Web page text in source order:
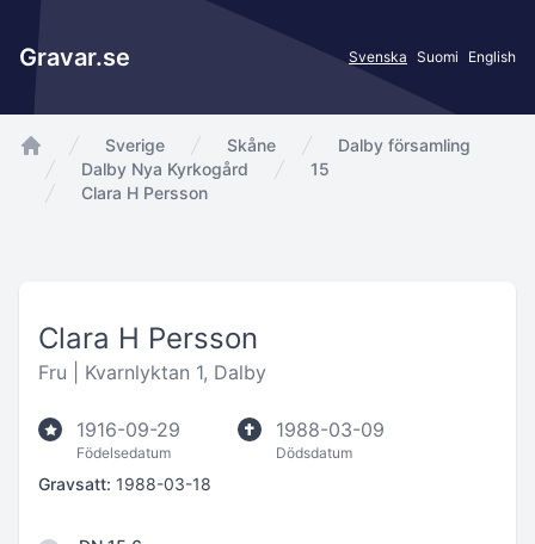
Gravar.se Svenska Suomi English
app.Start
Sverige Skåne
Dalby församling
Dalby Nya Kyrkogård
15
Clara H Persson
Clara H Persson
Fru | Kvarnlyktan 1, Dalby
1916-09-29
Födelsedatum
1988-03-09
Dödsdatum
Gravsatt: 1988-03-18